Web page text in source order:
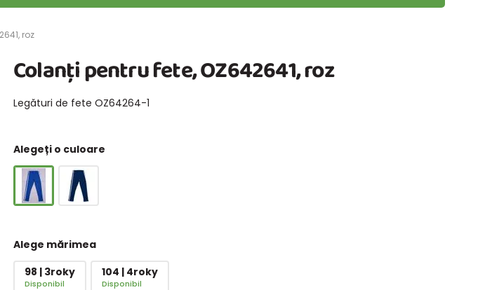
roz
Colanți pentru fete, OZ642641, roz
Legături de fete OZ64264-1
Alegeți o culoare
Alege mărimea
98 | 3roky
Disponibil
104 | 4roky
Disponibil